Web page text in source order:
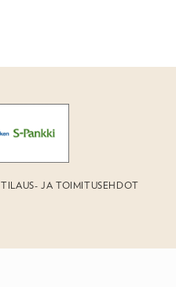
TILAUS- JA TOIMITUSEHDOT